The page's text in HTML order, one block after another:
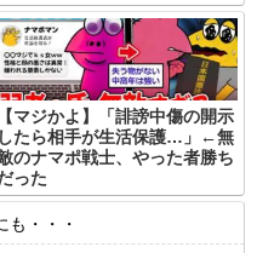
【マジかよ】「誹謗中傷の開示
したら相手が生活保護…」←無
のナマポ戦士、やった者勝ち
った
も・・・